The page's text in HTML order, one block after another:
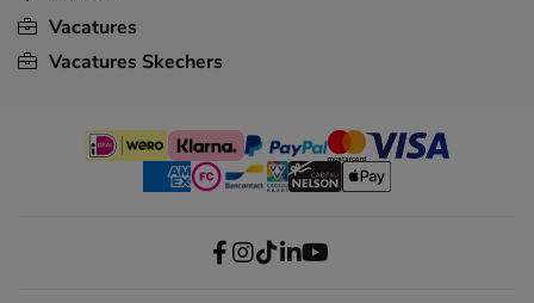
Vacatures
Vacatures Skechers